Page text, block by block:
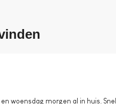
woensdag morgen al in huis.